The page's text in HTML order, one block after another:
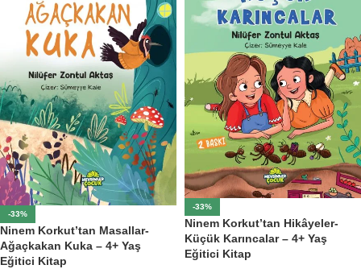
-33%
Ninem Korkut’tan Masallar-
Ağaçkakan Kuka – 4+ Yaş
Eğitici Kitap
-33%
Ninem Korkut’tan Hikâyeler-
Küçük Karıncalar – 4+ Yaş
Eğitici Kitap